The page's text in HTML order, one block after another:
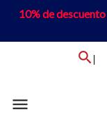
10% de descuento
menu